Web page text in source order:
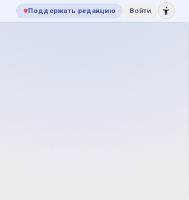
♥Поддержать редакцию Войти